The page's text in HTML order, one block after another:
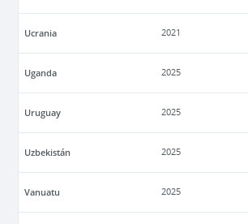
Ucrania 2021
Uganda 2025
Uruguay 2025
Uzbekistán 2025
Vanuatu 2025